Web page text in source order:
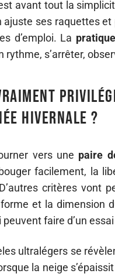
avant tout la
ajuste ses raquettes
d’emploi. La
rythme, s’arrêter,
hivernale ?
vers une paire
facilement, la
critères vont
et la dimension
peuvent faire d’un
ultralégers se
la neige